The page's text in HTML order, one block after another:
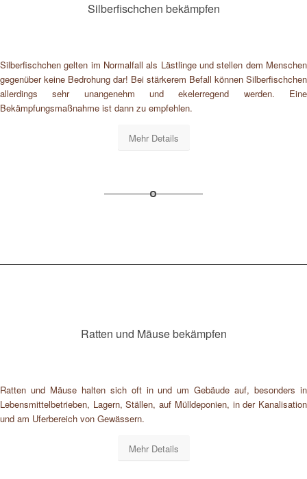
Silberfischchen bekämpfen
Silberfischchen gelten im Normalfall als Lästlinge und stellen dem Menschen
gegenüber keine Bedrohung dar! Bei stärkerem Befall können Silberfischchen
allerdings sehr unangenehm und ekelerregend werden. Eine
Bekämpfungsmaßnahme ist dann zu empfehlen.
Mehr Details
Ratten und Mäuse bekämpfen
Ratten und Mäuse halten sich oft in und um Gebäude auf, besonders in
Lebensmittelbetrieben, Lagern, Ställen, auf Mülldeponien, in der Kanalisation
und am Uferbereich von Gewässern.
Mehr Details